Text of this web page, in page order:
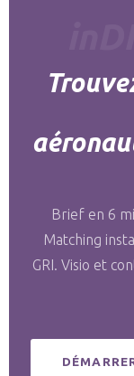
Brief en 6
Matching
GRI. Visio et